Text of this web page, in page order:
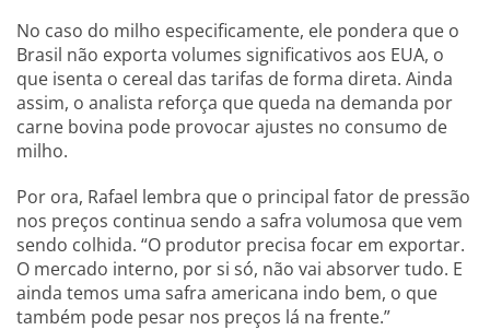
No caso do milho especificamente, ele pondera que o
Brasil não exporta volumes significativos aos EUA, o
que isenta o cereal das tarifas de forma direta. Ainda
assim, o analista reforça que queda na demanda por
carne bovina pode provocar ajustes no consumo de
milho.
Por ora, Rafael lembra que o principal fator de pressão
nos preços continua sendo a safra volumosa que vem
sendo colhida. “O produtor precisa focar em exportar.
O mercado interno, por si só, não vai absorver tudo. E
ainda temos uma safra americana indo bem, o que
também pode pesar nos preços lá na frente.”